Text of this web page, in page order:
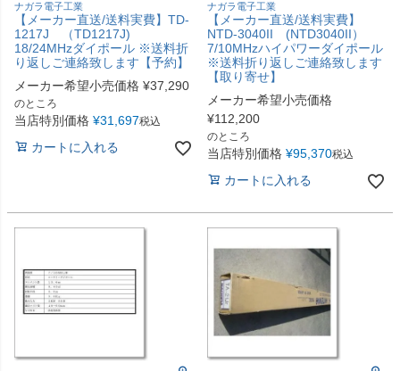
ナガラ電子工業
【メーカー直送/送料実費】TD-
1217J （TD1217J)
18/24MHzダイポール ※送料折
り返しご連絡致します【予約】
メーカー希望小売価格 ¥37,290
のところ
当店特別価格 ¥31,697税込
カートに入れる
ナガラ電子工業
【メーカー直送/送料実費】
NTD-3040II (NTD3040II）
7/10MHzハイパワーダイポール
※送料折り返しご連絡致します
【取り寄せ】
メーカー希望小売価格
¥112,200
のところ
当店特別価格 ¥95,370税込
カートに入れる